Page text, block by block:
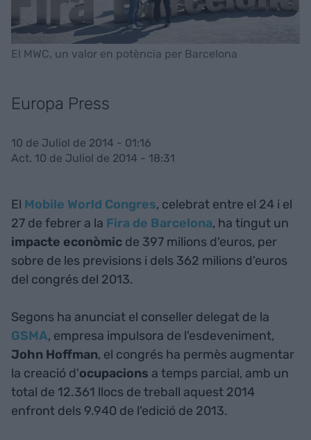
El MWC, un valor en potència per Barcelona
Europa Press
10 de Juliol de 2014 - 01:16
Act. 10 de Juliol de 2014 - 18:31
El Mobile World Congres, celebrat entre el 24 i el
27 de febrer a la Fira de Barcelona, ha tingut un
impacte econòmic de 397 milions d'euros, per
sobre de les previsions i dels 362 milions d'euros
del congrés del 2013.
Segons ha anunciat el conseller delegat de la
GSMA, empresa impulsora de l'esdeveniment,
John Hoffman, el congrés ha permès augmentar
la creació d'ocupacions a temps parcial, amb un
total de 12.361 llocs de treball aquest 2014
enfront dels 9.940 de l'edició de 2013.